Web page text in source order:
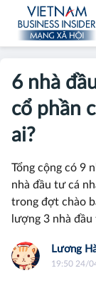
6 nhà
cổ phần
ai?
Tổng cộng có 9
nhà đầu tư cá
trong đợt chào
lượng 3 nhà
Lương
19:50 24/